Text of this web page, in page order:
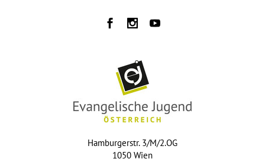
Hamburgerstr. 3/M/2.OG
1050 Wien